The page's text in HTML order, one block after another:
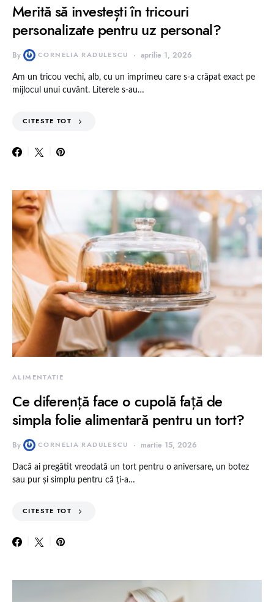
Merită să investești în tricouri
personalizate pentru uz personal?
By CORNELIA RADULESCU aprilie 1, 2026
Am un tricou vechi, alb, cu un imprimeu care s-a crăpat exact pe
mijlocul unui cuvânt. Literele s-au…
CITESTE TOT
ALIMENTATIE
Ce diferență face o cupolă față de
simpla folie alimentară pentru un tort?
By CORNELIA RADULESCU martie 15, 2026
Dacă ai pregătit vreodată un tort pentru o aniversare, un botez
sau pur și simplu pentru că ți-a…
CITESTE TOT